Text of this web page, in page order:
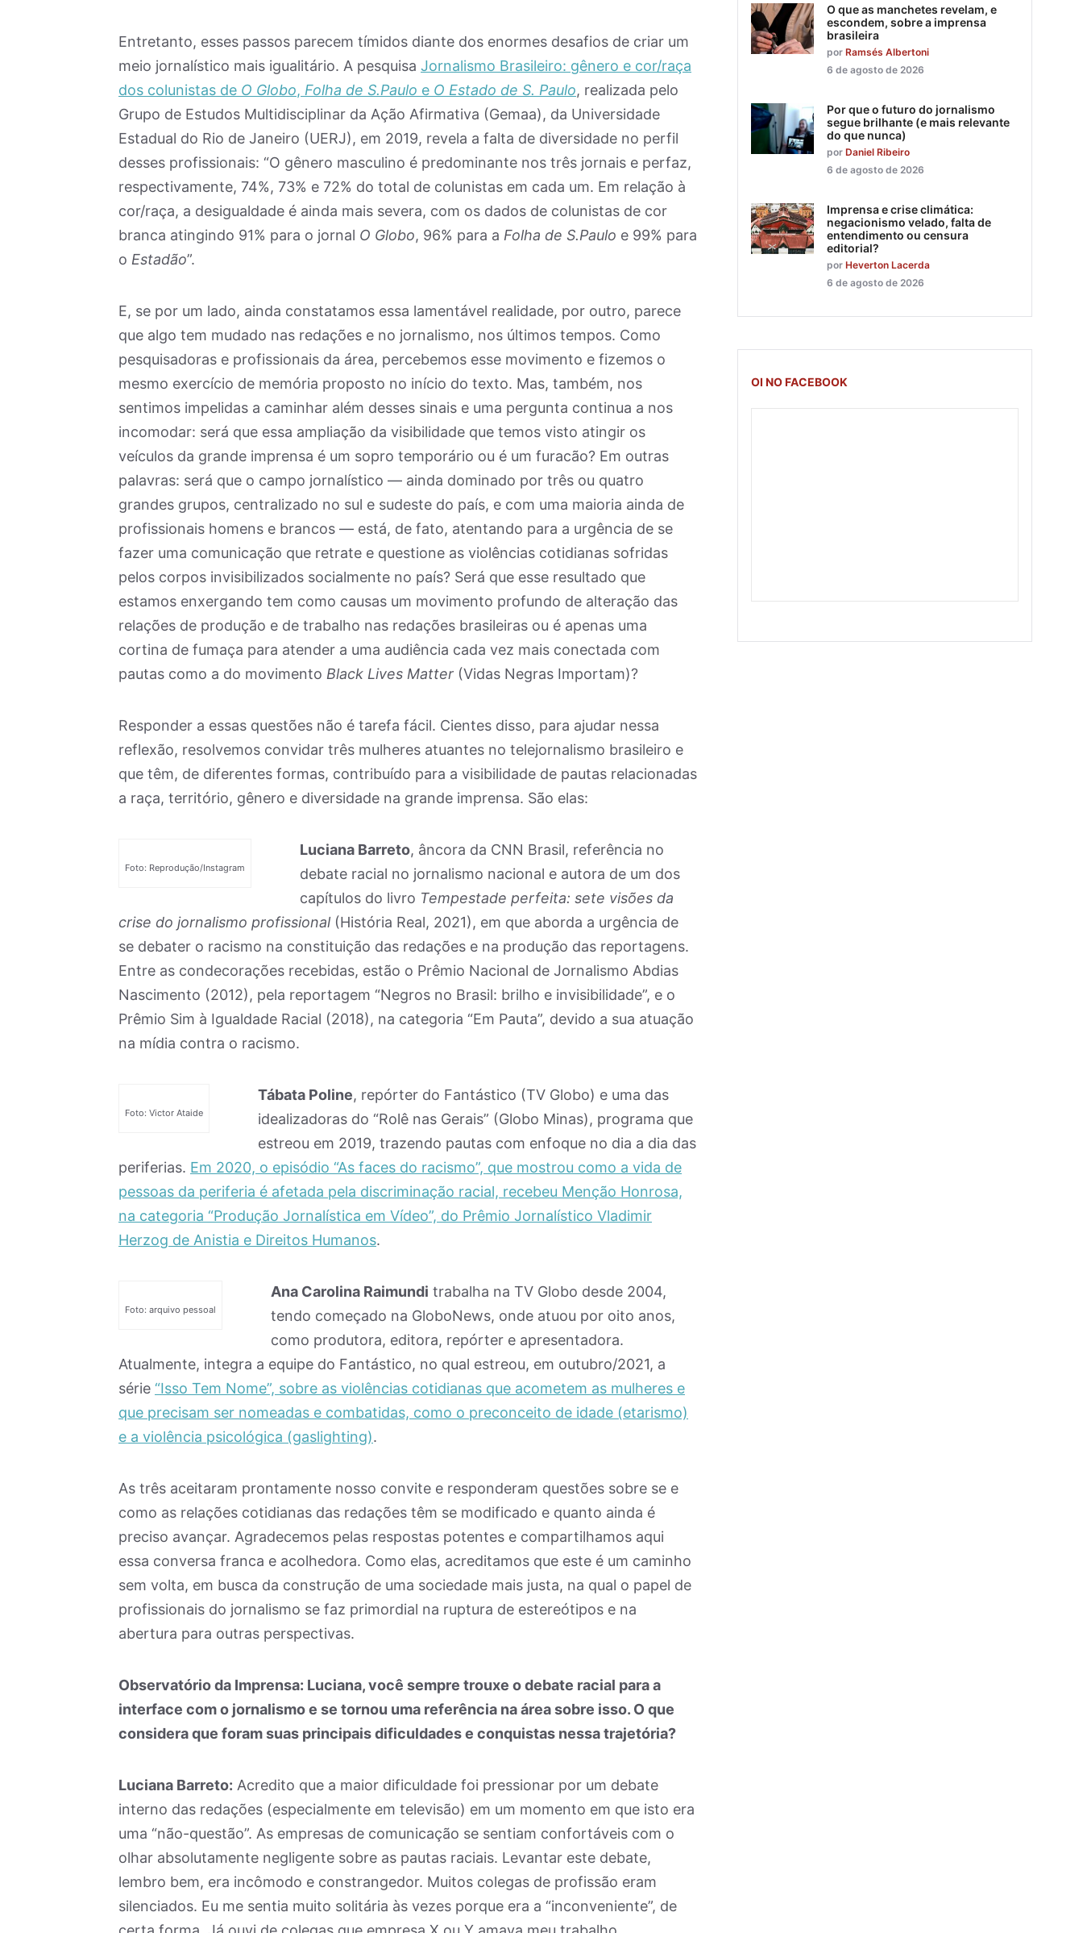
Entretanto, esses passos parecem tímidos diante dos enormes desafios de criar um
meio jornalístico mais igualitário. A pesquisa Jornalismo Brasileiro: gênero e cor/raça
dos colunistas de O Globo, Folha de S.Paulo e O Estado de S. Paulo, realizada pelo
Grupo de Estudos Multidisciplinar da Ação Afirmativa (Gemaa), da Universidade
Estadual do Rio de Janeiro (UERJ), em 2019, revela a falta de diversidade no perfil
desses profissionais: “O gênero masculino é predominante nos três jornais e perfaz,
respectivamente, 74%, 73% e 72% do total de colunistas em cada um. Em relação à
cor/raça, a desigualdade é ainda mais severa, com os dados de colunistas de cor
branca atingindo 91% para o jornal O Globo, 96% para a Folha de S.Paulo e 99% para
o Estadão”.
E, se por um lado, ainda constatamos essa lamentável realidade, por outro, parece
que algo tem mudado nas redações e no jornalismo, nos últimos tempos. Como
pesquisadoras e profissionais da área, percebemos esse movimento e fizemos o
mesmo exercício de memória proposto no início do texto. Mas, também, nos
sentimos impelidas a caminhar além desses sinais e uma pergunta continua a nos
incomodar: será que essa ampliação da visibilidade que temos visto atingir os
veículos da grande imprensa é um sopro temporário ou é um furacão? Em outras
palavras: será que o campo jornalístico — ainda dominado por três ou quatro
grandes grupos, centralizado no sul e sudeste do país, e com uma maioria ainda de
profissionais homens e brancos — está, de fato, atentando para a urgência de se
fazer uma comunicação que retrate e questione as violências cotidianas sofridas
pelos corpos invisibilizados socialmente no país? Será que esse resultado que
estamos enxergando tem como causas um movimento profundo de alteração das
relações de produção e de trabalho nas redações brasileiras ou é apenas uma
cortina de fumaça para atender a uma audiência cada vez mais conectada com
pautas como a do movimento Black Lives Matter (Vidas Negras Importam)?
Responder a essas questões não é tarefa fácil. Cientes disso, para ajudar nessa
reflexão, resolvemos convidar três mulheres atuantes no telejornalismo brasileiro e
que têm, de diferentes formas, contribuído para a visibilidade de pautas relacionadas
a raça, território, gênero e diversidade na grande imprensa. São elas:
Foto: Reprodução/Instagram
Luciana Barreto, âncora da CNN Brasil, referência no
debate racial no jornalismo nacional e autora de um dos
capítulos do livro Tempestade perfeita: sete visões da
crise do jornalismo profissional (História Real, 2021), em que aborda a urgência de
se debater o racismo na constituição das redações e na produção das reportagens.
Entre as condecorações recebidas, estão o Prêmio Nacional de Jornalismo Abdias
Nascimento (2012), pela reportagem “Negros no Brasil: brilho e invisibilidade”, e o
Prêmio Sim à Igualdade Racial (2018), na categoria “Em Pauta”, devido a sua atuação
na mídia contra o racismo.
Foto: Victor Ataide
Tábata Poline, repórter do Fantástico (TV Globo) e uma das
idealizadoras do “Rolê nas Gerais” (Globo Minas), programa que
estreou em 2019, trazendo pautas com enfoque no dia a dia das
periferias. Em 2020, o episódio “As faces do racismo”, que mostrou como a vida de
pessoas da periferia é afetada pela discriminação racial, recebeu Menção Honrosa,
na categoria “Produção Jornalística em Vídeo”, do Prêmio Jornalístico Vladimir
Herzog de Anistia e Direitos Humanos.
Foto: arquivo pessoal
Ana Carolina Raimundi trabalha na TV Globo desde 2004,
tendo começado na GloboNews, onde atuou por oito anos,
como produtora, editora, repórter e apresentadora.
Atualmente, integra a equipe do Fantástico, no qual estreou, em outubro/2021, a
série “Isso Tem Nome”, sobre as violências cotidianas que acometem as mulheres e
que precisam ser nomeadas e combatidas, como o preconceito de idade (etarismo)
e a violência psicológica (gaslighting).
As três aceitaram prontamente nosso convite e responderam questões sobre se e
como as relações cotidianas das redações têm se modificado e quanto ainda é
preciso avançar. Agradecemos pelas respostas potentes e compartilhamos aqui
essa conversa franca e acolhedora. Como elas, acreditamos que este é um caminho
sem volta, em busca da construção de uma sociedade mais justa, na qual o papel de
profissionais do jornalismo se faz primordial na ruptura de estereótipos e na
abertura para outras perspectivas.
Observatório da Imprensa: Luciana, você sempre trouxe o debate racial para a
interface com o jornalismo e se tornou uma referência na área sobre isso. O que
considera que foram suas principais dificuldades e conquistas nessa trajetória?
Luciana Barreto: Acredito que a maior dificuldade foi pressionar por um debate
interno das redações (especialmente em televisão) em um momento em que isto era
uma “não-questão”. As empresas de comunicação se sentiam confortáveis com o
olhar absolutamente negligente sobre as pautas raciais. Levantar este debate,
lembro bem, era incômodo e constrangedor. Muitos colegas de profissão eram
silenciados. Eu me sentia muito solitária às vezes porque era a “inconveniente”, de
O que as manchetes revelam, e
escondem, sobre a imprensa
brasileira
por Ramsés Albertoni
6 de agosto de 2026
Por que o futuro do jornalismo
segue brilhante (e mais relevante
do que nunca)
por Daniel Ribeiro
6 de agosto de 2026
Imprensa e crise climática:
negacionismo velado, falta de
entendimento ou censura
editorial?
por Heverton Lacerda
6 de agosto de 2026
OI NO FACEBOOK